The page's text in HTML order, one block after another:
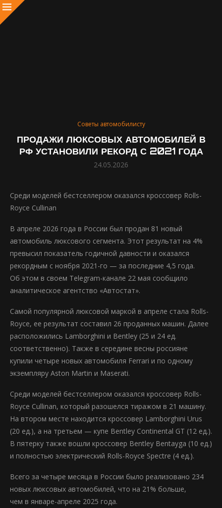
Советы автомобилисту
ПРОДАЖИ ЛЮКСОВЫХ АВТОМОБИЛЕЙ В
РФ УСТАНОВИЛИ РЕКОРД С 2021 ГОДА
24.05.2026
Среди моделей бестселлером оказался кроссовер Rolls-
Royce Cullinan
В апреле 2026 года в России был продан 81 новый
автомобиль люксового сегмента. Этот результат на 4%
превысил показатель годичной давности и оказался
рекордным с ноября 2021-го — за последние 4,5 года.
Об этом в своем Telegram-канале 22 мая сообщило
аналитическое агентство «Автостат».
Самой популярной люксовой маркой в апреле стала Rolls-
Royce, ее результат составил 26 проданных машин. Далее
расположились Lamborghini и Bentley (25 и 24 ед.
соответственно). Также в середине весны россияне
купили четыре новых автомобиля Ferrari и по одному
экземпляру Aston Martin и Maserati.
Среди моделей бестселлером оказался кроссовер Rolls-
Royce Cullinan, который разошелся тиражом в 21 машину.
На втором месте находится кроссовер Lamborghini Urus
(20 ед.), а на третьем — купе Bentley Continental GT (12 ед.).
В пятерку также вошли кроссовер Bentley Bentayga (10 ед.)
и полностью электрический Rolls-Royce Spectre (4 ед.).
Всего за четыре месяца в России было реализовано 234
новых люксовых автомобилей, что на 21% больше,
чем в январе-апреле 2025 года.